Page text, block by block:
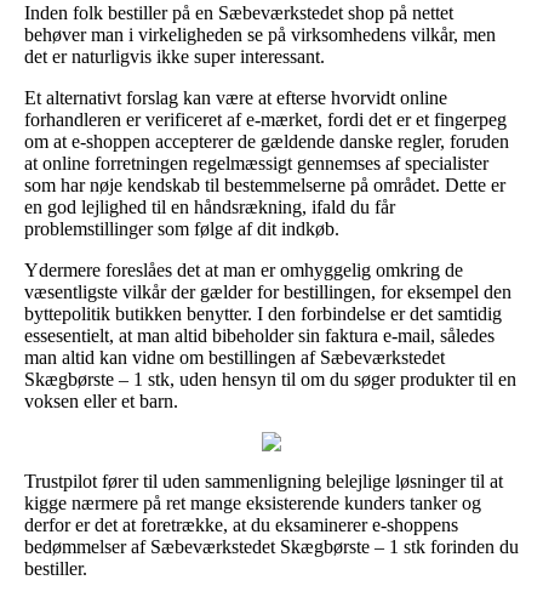
Inden folk bestiller på en Sæbeværkstedet shop på nettet
behøver man i virkeligheden se på virksomhedens vilkår, men
det er naturligvis ikke super interessant.
Et alternativt forslag kan være at efterse hvorvidt online
forhandleren er verificeret af e-mærket, fordi det er et fingerpeg
om at e-shoppen accepterer de gældende danske regler, foruden
at online forretningen regelmæssigt gennemses af specialister
som har nøje kendskab til bestemmelserne på området. Dette er
en god lejlighed til en håndsrækning, ifald du får
problemstillinger som følge af dit indkøb.
Ydermere foreslåes det at man er omhyggelig omkring de
væsentligste vilkår der gælder for bestillingen, for eksempel den
byttepolitik butikken benytter. I den forbindelse er det samtidig
essesentielt, at man altid bibeholder sin faktura e-mail, således
man altid kan vidne om bestillingen af Sæbeværkstedet
Skægbørste – 1 stk, uden hensyn til om du søger produkter til en
voksen eller et barn.
Trustpilot fører til uden sammenligning belejlige løsninger til at
kigge nærmere på ret mange eksisterende kunders tanker og
derfor er det at foretrække, at du eksaminerer e-shoppens
bedømmelser af Sæbeværkstedet Skægbørste – 1 stk forinden du
bestiller.